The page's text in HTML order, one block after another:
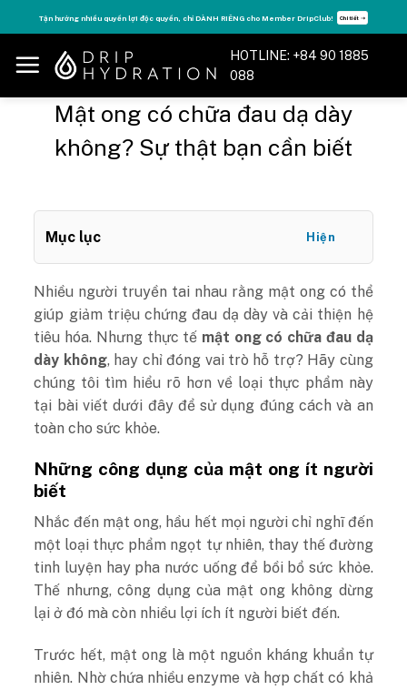
to
content
Member DripClub! Chi tiết ➝ Tăng năng lượng - sống đỉnh cao với thẻ Vitamin Drip
HOTLINE: +84 90 1885
088
Mật ong có chữa đau dạ dày
không? Sự thật bạn cần biết
Mục lục Hiện
Nhiều người truyền tai nhau rằng mật ong có thể
giúp giảm triệu chứng đau dạ dày và cải thiện hệ
tiêu hóa. Nhưng thực tế mật ong có chữa đau dạ
dày không, hay chỉ đóng vai trò hỗ trợ? Hãy cùng
chúng tôi tìm hiểu rõ hơn về loại thực phẩm này
tại bài viết dưới đây để sử dụng đúng cách và an
toàn cho sức khỏe.
Những công dụng của mật ong ít người
biết
Nhắc đến mật ong, hầu hết mọi người chỉ nghĩ đến
một loại thực phẩm ngọt tự nhiên, thay thế đường
tinh luyện hay pha nước uống để bồi bổ sức khỏe.
Thế nhưng, công dụng của mật ong không dừng
lại ở đó mà còn nhiều lợi ích ít người biết đến.
Trước hết, mật ong là một nguồn kháng khuẩn tự
nhiên. Nhờ chứa nhiều enzyme và hợp chất có khả